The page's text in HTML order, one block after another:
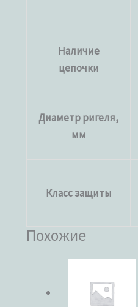
Наличие
цепочки
Диаметр ригеля,
мм
Класс защиты
Похожие